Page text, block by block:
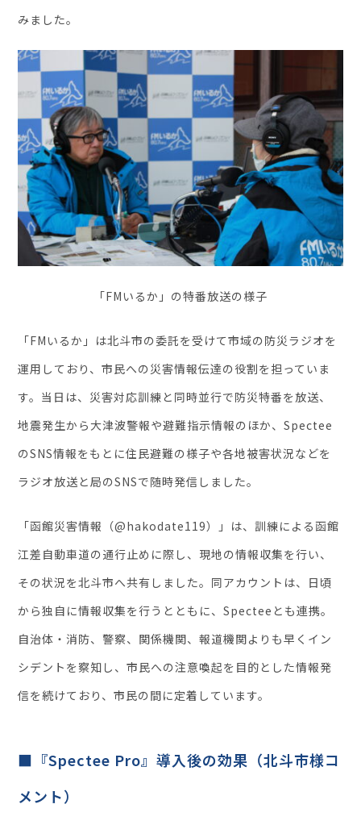
みました。
「FMいるか」の特番放送の様子
「FMいるか」は北斗市の委託を受けて市域の防災ラジオを
運用しており、市民への災害情報伝達の役割を担っていま
す。当日は、災害対応訓練と同時並行で防災特番を放送、
地震発生から大津波警報や避難指示情報のほか、Spectee
のSNS情報をもとに住民避難の様子や各地被害状況などを
ラジオ放送と局のSNSで随時発信しました。
「函館災害情報（@hakodate119）」は、訓練による函館
江差自動車道の通行止めに際し、現地の情報収集を行い、
その状況を北斗市へ共有しました。同アカウントは、日頃
から独自に情報収集を行うとともに、Specteeとも連携。
自治体・消防、警察、関係機関、報道機関よりも早くイン
シデントを察知し、市民への注意喚起を目的とした情報発
信を続けており、市民の間に定着しています。
■『Spectee Pro』導入後の効果（北斗市様コ
メント）